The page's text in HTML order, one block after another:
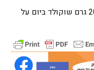
החוקרים ממליצים לא לאכול יותר מ20 גרם שוקולד ביום על